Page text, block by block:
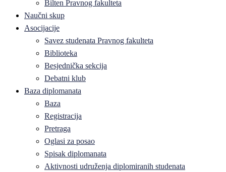
Bilten Pravnog fakulteta
Naučni skup
Asocijacije
Savez studenata Pravnog fakulteta
Biblioteka
Besjednička sekcija
Debatni klub
Baza diplomanata
Baza
Registracija
Pretraga
Oglasi za posao
Spisak diplomanata
Aktivnosti udruženja diplomiranih studenata